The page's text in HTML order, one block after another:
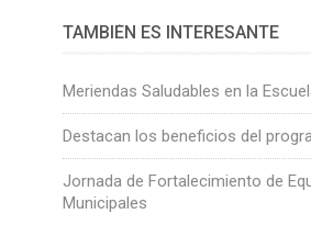
TAMBIÉN ES INTERESANTE
Meriendas Saludables en la
Destacan los beneficios del
Jornada de Fortalecimiento de
Municipales